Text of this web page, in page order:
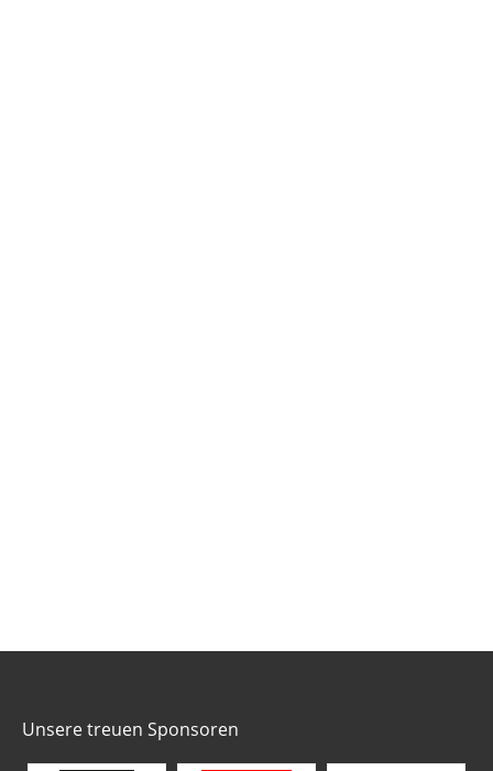
Unsere treuen Sponsoren